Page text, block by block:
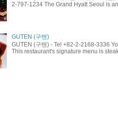
2-797-1234 The Grand Hyatt Seoul is
GUTEN (구텐)
GUTEN (구텐) - Tel +82-2-2168-3336
This restaurant's signature menu is